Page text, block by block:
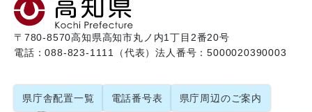
〒780-8570高知県高知市丸ノ内1丁目2番20号
電話：088-823-1111（代表）法人番号：5000020390003
県庁舎配置一覧 電話番号表 県庁周辺のご案内